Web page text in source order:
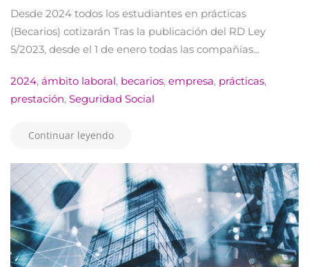
Desde 2024 todos los estudiantes en prácticas
(Becarios) cotizarán Tras la publicación del RD Ley
5/2023, desde el 1 de enero todas las compañías...
2024, ámbito laboral, becarios, empresa, prácticas,
prestación, Seguridad Social
Continuar leyendo